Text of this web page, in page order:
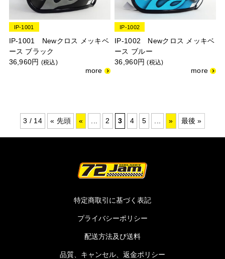
IP-1001
IP-1001 Newクロス メッキベ
ース ブラック
36,960円 (税込)
IP-1002
IP-1002 Newクロス メッキベ
ース ブルー
36,960円(税込)
3 / 14 « 先頭 « 2 3 4 5 » 最後 »
特定商取引に基づく表記
プライバシーポリシー
配送方法及び送料
品質、キャンセル、返金ポリシー